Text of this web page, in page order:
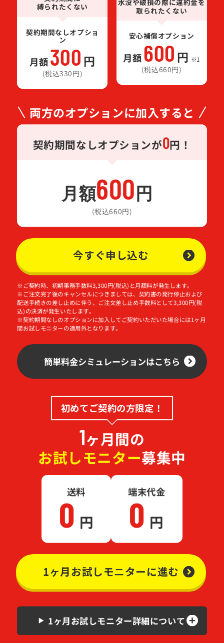
縛られたくない
契約期間なしオプショ
ン
月額300 円
(税込330円)
取られたくない
安心補償オプション
月額600 円 ※1
(税込660円)
両方のオプションに加入すると
契約期間なしオプションが0円！
月額600円
(税込660円)
今すぐ申し込む
※ご契約時、初期事務手数料3,300円(税込)と月額料が発生します。
※ご注文完了後のキャンセルにつきましては、契約書の発行停止および
配送手続きの差し止めに伴う、ご注文差し止め手数料として3,300円(税
込)の決済が発生いたします。
※契約期間なしのオプションに加入してご契約いただいた場合には1ヶ月
間お試しモニターの適用外となります。
簡単料金シミュレーションはこちら
初めてご契約の方限定！
1ヶ月間の
お試しモニター募集中
送料
0 円
端末代金
0 円
1ヶ月お試しモニターに進む
1ヶ月お試しモニター詳細について